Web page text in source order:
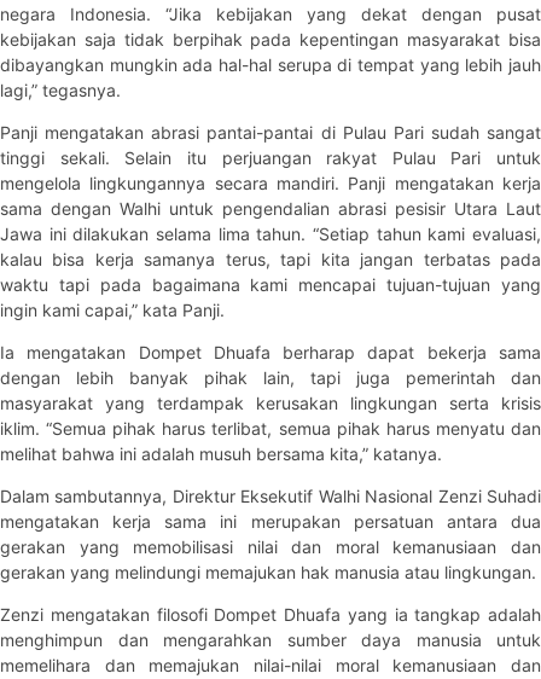
negara Indonesia. “Jika kebijakan yang dekat dengan pusat
kebijakan saja tidak berpihak pada kepentingan masyarakat bisa
dibayangkan mungkin ada hal-hal serupa di tempat yang lebih jauh
lagi,” tegasnya.
Panji mengatakan abrasi pantai-pantai di Pulau Pari sudah sangat
tinggi sekali. Selain itu perjuangan rakyat Pulau Pari untuk
mengelola lingkungannya secara mandiri. Panji mengatakan kerja
sama dengan Walhi untuk pengendalian abrasi pesisir Utara Laut
Jawa ini dilakukan selama lima tahun. “Setiap tahun kami evaluasi,
kalau bisa kerja samanya terus, tapi kita jangan terbatas pada
waktu tapi pada bagaimana kami mencapai tujuan-tujuan yang
ingin kami capai,” kata Panji.
Ia mengatakan Dompet Dhuafa berharap dapat bekerja sama
dengan lebih banyak pihak lain, tapi juga pemerintah dan
masyarakat yang terdampak kerusakan lingkungan serta krisis
iklim. “Semua pihak harus terlibat, semua pihak harus menyatu dan
melihat bahwa ini adalah musuh bersama kita,” katanya.
Dalam sambutannya, Direktur Eksekutif Walhi Nasional Zenzi Suhadi
mengatakan kerja sama ini merupakan persatuan antara dua
gerakan yang memobilisasi nilai dan moral kemanusiaan dan
gerakan yang melindungi memajukan hak manusia atau lingkungan.
Zenzi mengatakan filosofi Dompet Dhuafa yang ia tangkap adalah
menghimpun dan mengarahkan sumber daya manusia untuk
memelihara dan memajukan nilai-nilai moral kemanusiaan dan